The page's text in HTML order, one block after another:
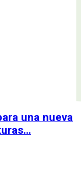
una nueva